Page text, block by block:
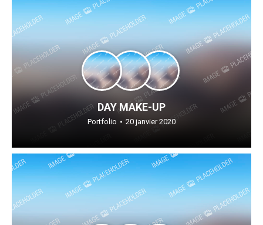
DAY MAKE-UP
Portfolio 20 janvier 2020